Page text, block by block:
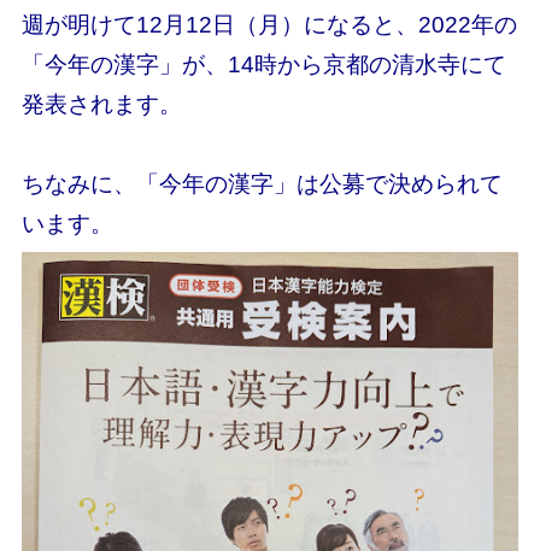
週が明けて12月12日（月）になると、2022年の
「今年の漢字」が、14時から京都の清水寺にて
発表されます。
ちなみに、「今年の漢字」は公募で決められて
います。